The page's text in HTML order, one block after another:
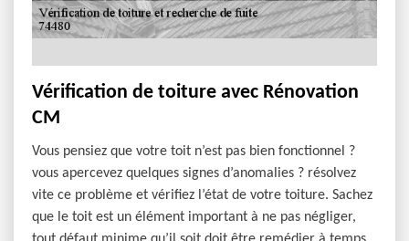
Vérification de toiture avec Rénovation
CM
Vous pensiez que votre toit n’est pas bien fonctionnel ?
vous apercevez quelques signes d’anomalies ? résolvez
vite ce problème et vérifiez l’état de votre toiture. Sachez
que le toit est un élément important à ne pas négliger,